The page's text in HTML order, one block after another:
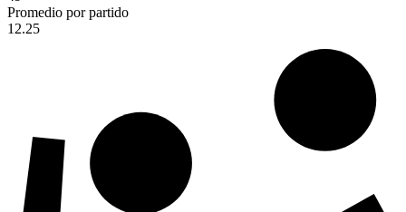
Promedio por partido
12.25